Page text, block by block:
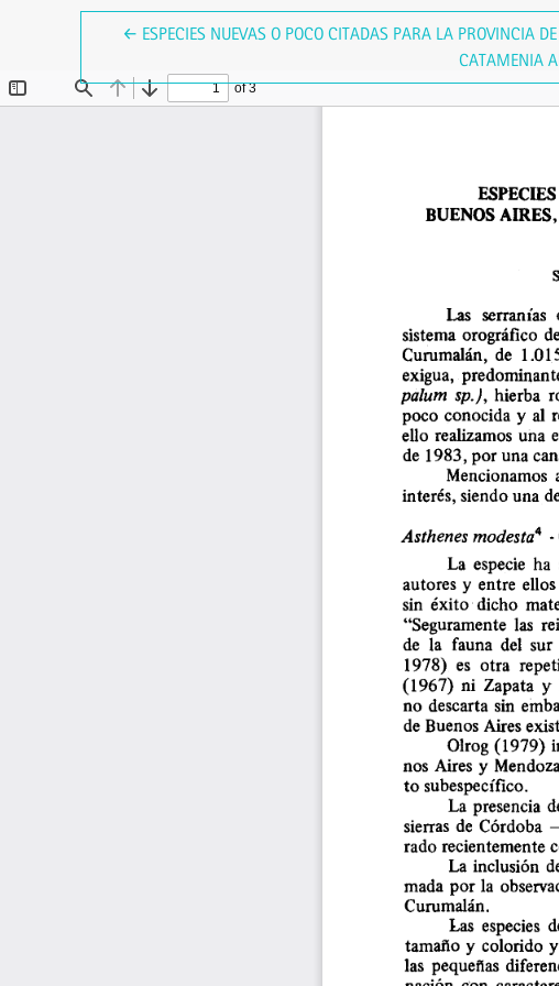
← VOLVER A LOS DETALLES DEL ARTÍCULO
ESPECIES NUEVAS O POCO CITADAS PARA LA PROVINCIA
CATAMENIA